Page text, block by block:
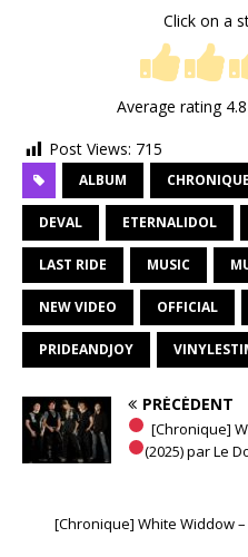
Click on a
Average rating 4.8
Post Views: 715
ALBUM CHRONIQUE
DEVAL ETERNALIDOL
LAST RIDE MUSIC
NEW VIDEO OFFICIAL
PRIDEANDJOY
PRÉCÉDENT
[Chronique]
(2025) par Le
[Chronique] White Widdow